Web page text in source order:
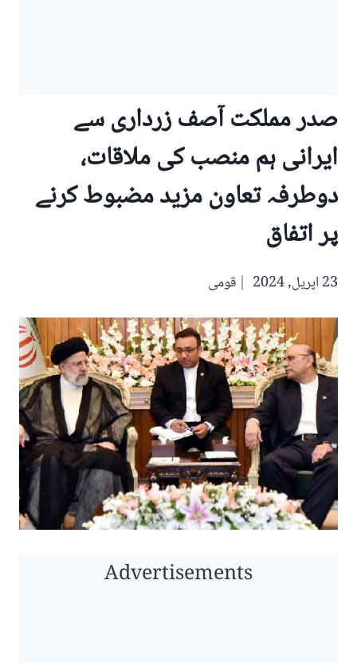
صدر مملکت آصف زرداری سے
ایرانی ہم منصب کی ملاقات،
دوطرفہ تعاون مزید مضبوط کرنے
پر اتفاق
23 اپریل, 2024 قومی
Advertisements